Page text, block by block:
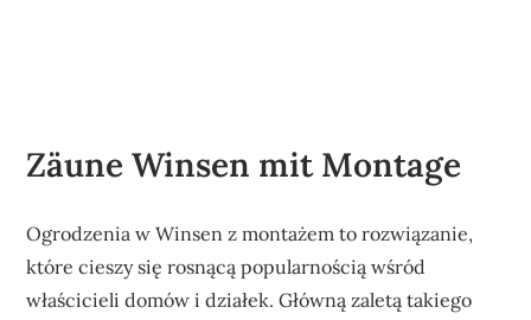
Zäune Winsen mit Montage
Ogrodzenia w Winsen z montażem to rozwiązanie,
które cieszy się rosnącą popularnością wśród
właścicieli domów i działek. Główną zaletą takiego